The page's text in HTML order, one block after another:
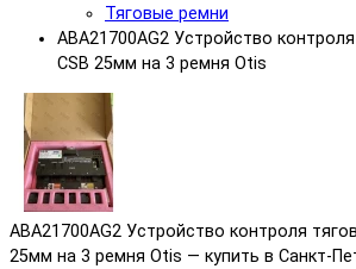
Тяговые ремни
ABA21700AG2 Устройство
CSB 25мм на 3 ремня Otis
ABA21700AG2 Устройство контроля
25мм на 3 ремня Otis — купить в Санкт-